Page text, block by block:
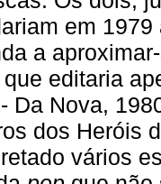
em
a
editaria
Da Nova,
dos Heróis
vários